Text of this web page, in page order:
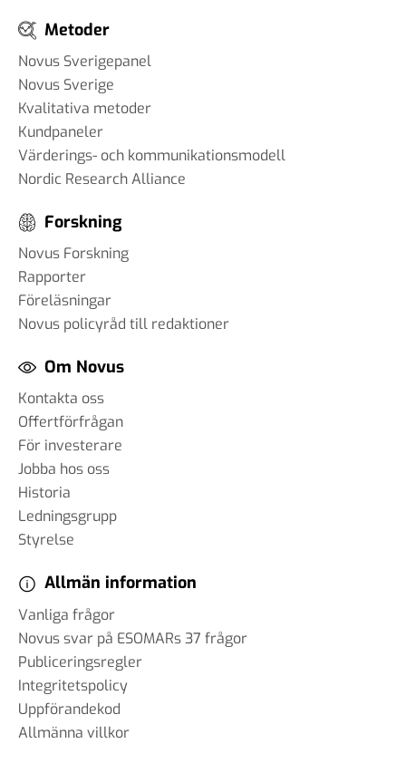
Metoder
Novus Sverigepanel
Novus Sverige
Kvalitativa metoder
Kundpaneler
Värderings- och kommunikationsmodell
Nordic Research Alliance
Forskning
Novus Forskning
Rapporter
Föreläsningar
Novus policyråd till redaktioner
Om Novus
Kontakta oss
Offertförfrågan
För investerare
Jobba hos oss
Historia
Ledningsgrupp
Styrelse
Allmän information
Vanliga frågor
Novus svar på ESOMARs 37 frågor
Publiceringsregler
Integritetspolicy
Uppförandekod
Allmänna villkor